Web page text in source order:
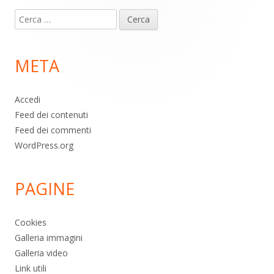
piè
pagina
Ricerca
per:
META
Accedi
Feed dei contenuti
Feed dei commenti
WordPress.org
PAGINE
Cookies
Galleria immagini
Galleria video
Link utili